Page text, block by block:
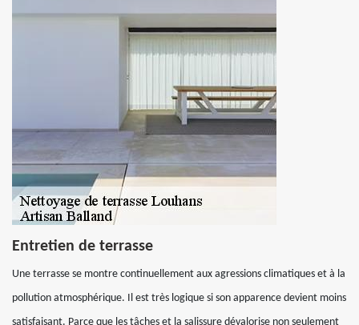
Entretien de terrasse
Une terrasse se montre continuellement aux agressions climatiques et à la
pollution atmosphérique. Il est très logique si son apparence devient moins
satisfaisant. Parce que les tâches et la salissure dévalorise non seulement